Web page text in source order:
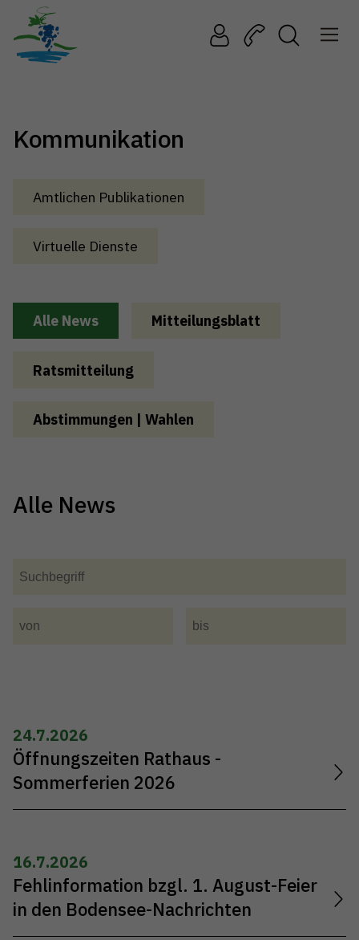
Kommunikation
Amtlichen Publikationen
Virtuelle Dienste
Alle News Mitteilungsblatt
Ratsmitteilung
Abstimmungen | Wahlen
Alle News
24.7.2026
Öffnungszeiten Rathaus -
Sommerferien 2026
16.7.2026
Fehlinformation bzgl. 1. August-Feier
in den Bodensee-Nachrichten